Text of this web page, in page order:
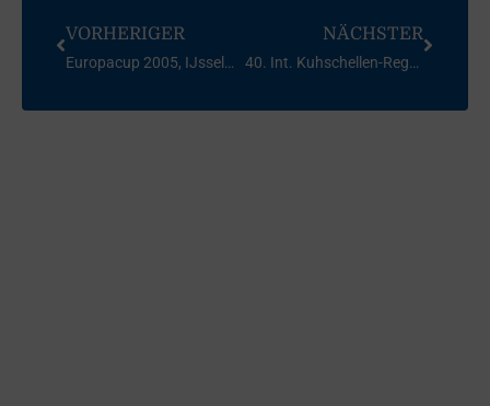
VORHERIGER
Europacup 2005, IJsselmeer, Hoorn, Niederlande
NÄCHSTER
40. Int. Kuhschellen-Regatta FD, 2005, Alpsee